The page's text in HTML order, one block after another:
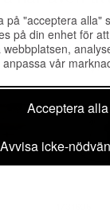
på "acceptera alla"
på din enhet för
vår
Acceptera alla
Avvisa icke-